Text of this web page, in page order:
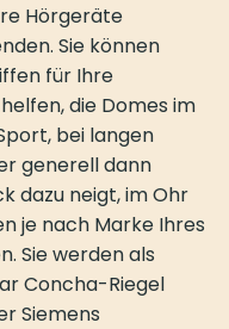
Hörgeräte
Sie können
für Ihre
die Domes im
bei langen
generell dann
dazu neigt, im Ohr
je nach Marke Ihres
Sie werden als
Concha-Riegel
Siemens